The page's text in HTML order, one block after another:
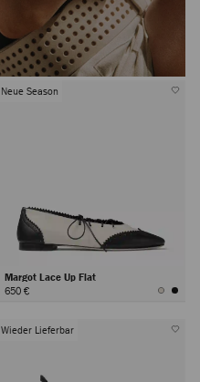
Neue Season
Margot Lace Up Flat
650 €
Wieder Lieferbar